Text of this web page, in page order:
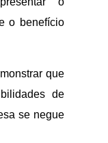
o benefício
que
de
se negue